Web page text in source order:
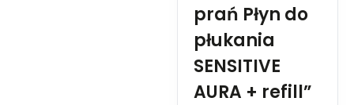
selektywnej zbiórki odpadów.
Karta charakterystyki dostępna
na żądanie. Stosować zgodnie
z przeznaczeniem i sposobem
użycia. Przechowywać w
miejscu niedostępnym dla
prań Płyn do
płukania
SENSITIVE
AURA + refill”